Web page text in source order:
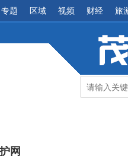
专题 区域 视频 财经 旅
网